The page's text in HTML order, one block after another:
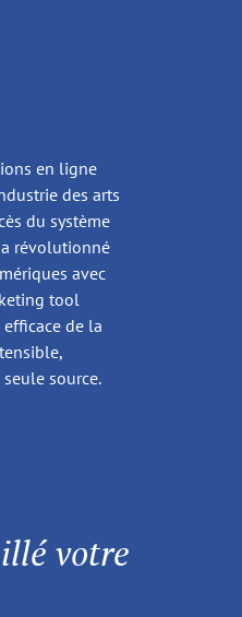
en ligne
des arts
du système
révolutionné
avec
tool
de la
source.
votre